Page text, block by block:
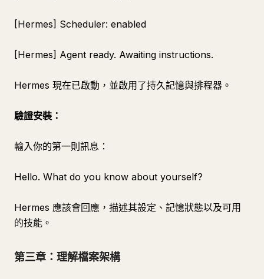
[Hermes] Scheduler: enabled
[Hermes] Agent ready. Awaiting instructions.
Hermes 現在已啟動，並啟用了持久記憶與排程器。
驗證安裝：
輸入你的第一則訊息：
Hello. What do you know about yourself?
Hermes 應該會回應，描述其設定、記憶狀態以及可用
的技能。
第三章：理解檔案架構